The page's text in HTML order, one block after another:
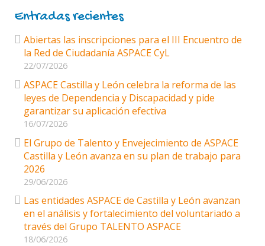
Entradas recientes
Abiertas las inscripciones para el III Encuentro de
la Red de Ciudadanía ASPACE CyL
22/07/2026
ASPACE Castilla y León celebra la reforma de las
leyes de Dependencia y Discapacidad y pide
garantizar su aplicación efectiva
16/07/2026
El Grupo de Talento y Envejecimiento de ASPACE
Castilla y León avanza en su plan de trabajo para
2026
29/06/2026
Las entidades ASPACE de Castilla y León avanzan
en el análisis y fortalecimiento del voluntariado a
través del Grupo TALENTO ASPACE
18/06/2026